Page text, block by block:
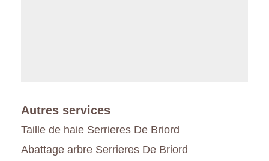
Autres services
Taille de haie Serrieres De Briord
Abattage arbre Serrieres De Briord